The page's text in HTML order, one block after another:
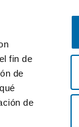
fin de
de
de